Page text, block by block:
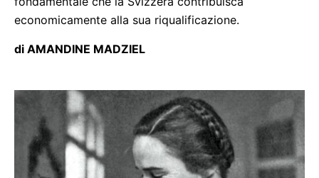
economicamente alla sua riqualificazione.
di AMANDINE MADZIEL